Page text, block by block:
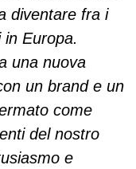
diventare fra i
Europa.
una nuova
un brand e un
come
del nostro
e